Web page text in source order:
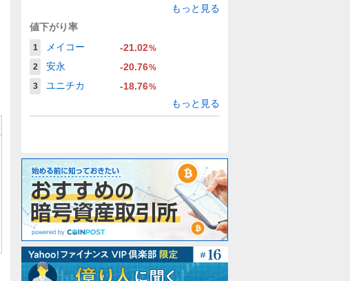
もっと見る
値下がり率
1 メイコー -21.02%
2
安永 -20.76%
3
ユニチカ -18.76%
もっと見る